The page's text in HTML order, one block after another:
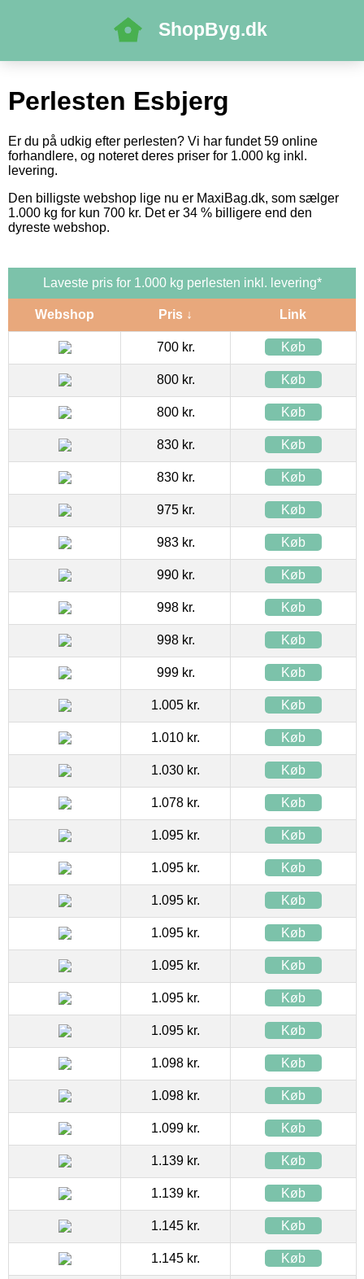
ShopByg.dk
Perlesten Esbjerg
Er du på udkig efter perlesten? Vi har fundet 59 online
forhandlere, og noteret deres priser for 1.000 kg inkl.
levering.
Den billigste webshop lige nu er MaxiBag.dk, som sælger
1.000 kg for kun 700 kr. Det er 34 % billigere end den
dyreste webshop.
Laveste pris for 1.000 kg perlesten inkl. levering*
Webshop Pris ↓ Link
700 kr. Køb
800 kr. Køb
800 kr. Køb
830 kr. Køb
830 kr. Køb
975 kr. Køb
983 kr. Køb
990 kr. Køb
998 kr. Køb
998 kr. Køb
999 kr. Køb
1.005 kr. Køb
1.010 kr. Køb
1.030 kr. Køb
1.078 kr. Køb
1.095 kr. Køb
1.095 kr. Køb
1.095 kr. Køb
1.095 kr. Køb
1.095 kr. Køb
1.095 kr. Køb
1.095 kr. Køb
1.098 kr. Køb
1.098 kr. Køb
1.099 kr. Køb
1.139 kr. Køb
1.139 kr. Køb
1.145 kr. Køb
1.145 kr. Køb